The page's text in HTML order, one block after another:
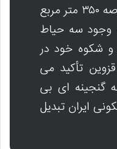
خانه خطیبی قزوین، با عرصه ۳۵۰ متر مربع
مربع، و وجود سه حیاط
و شکوه خود در
تأکید می
گنجینه ای بی
ایران تبدیل